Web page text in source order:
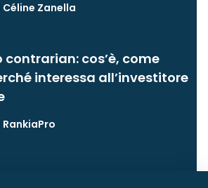
Céline Zanella
cos’è, come
interessa all’investitore
RankiaPro